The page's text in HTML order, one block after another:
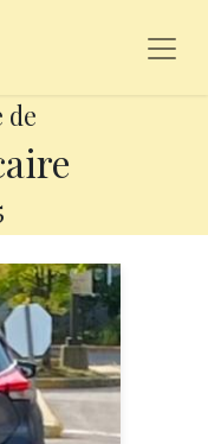
de